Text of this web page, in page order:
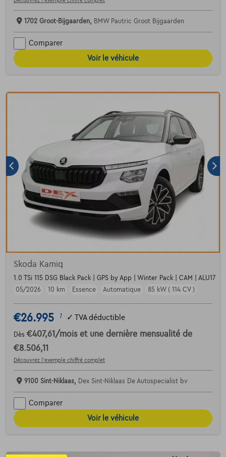
1702 Groot-Bijgaarden, BMW Pautric Groot Bijgaarden
Comparer
Voir le véhicule
Skoda Kamiq
1.0 TSi 115 DSG Black Pack | GPS by App | Winter Pack | CAM | ALU17
05/2026
10 km Essence Automatique 85 kW ( 114 CV )
€26.995 1 ✓ TVA déductible
Dès €407,61 /mois et une dernière mensualité de
€8.506,11
Découvrez l’exemple chiffré complet
9100 Sint-Niklaas, Dex Sint-Niklaas De Autospecialist bv
Comparer
Voir le véhicule